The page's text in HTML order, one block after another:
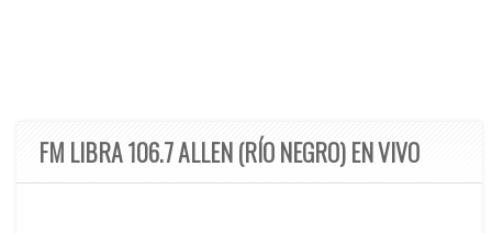
FM LIBRA 106.7 ALLEN (RÍO NEGRO) EN VIVO